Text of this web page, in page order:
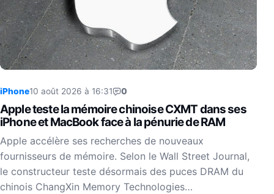
iPhone10 août 2026 à 16:31 0
Apple teste la mémoire chinoise CXMT dans ses
iPhone et MacBook face à la pénurie de RAM
Apple accélère ses recherches de nouveaux
fournisseurs de mémoire. Selon le Wall Street Journal,
le constructeur teste désormais des puces DRAM du
chinois ChangXin Memory Technologies…